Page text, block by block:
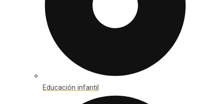
Educación infantil